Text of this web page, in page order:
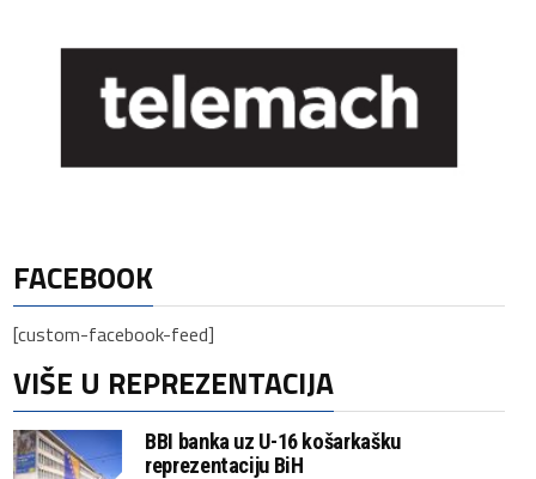
FACEBOOK
[custom-facebook-feed]
VIŠE U REPREZENTACIJA
BBI banka uz U-16 košarkašku
reprezentaciju BiH